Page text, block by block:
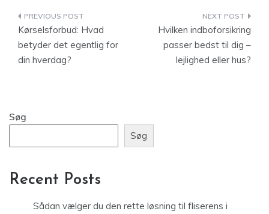
Indlægsnavigation
Kørselsforbud: Hvad
betyder det egentlig for
din hverdag?
Hvilken indboforsikring
passer bedst til dig –
lejlighed eller hus?
Søg
Søg
Recent Posts
Sådan vælger du den rette løsning til fliserens i